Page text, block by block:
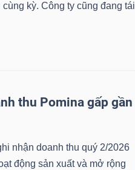
kỳ. Công ty cũng đang tái
thu Pomina gấp gần
nhận doanh thu quý 2/2026
động sản xuất và mở rộng